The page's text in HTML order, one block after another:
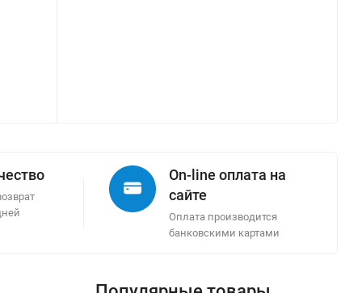
On-line оплата на
сайте
Оплата производится
банковскими картами